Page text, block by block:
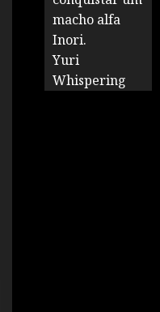
macho alfa
Inori.
Yuri
Whispering